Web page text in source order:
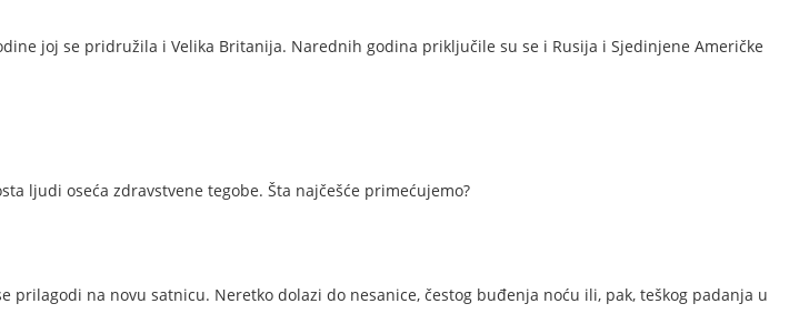
joj se pridružila i Velika Britanija. Narednih godina priključile su se i Rusija i Sjedinjene Američke
ljudi oseća zdravstvene tegobe. Šta najčešće primećujemo?
prilagodi na novu satnicu. Neretko dolazi do nesanice, čestog buđenja noću ili, pak, teškog padanja u